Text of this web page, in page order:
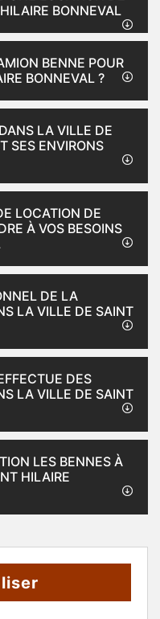
BONNEVAL
BENNE POUR
BONNEVAL ?
LA VILLE DE
SES ENVIRONS
LOCATION DE
À VOS BESOINS
DE LA
LA VILLE DE SAINT
DES
LA VILLE DE SAINT
LES BENNES À
HILAIRE